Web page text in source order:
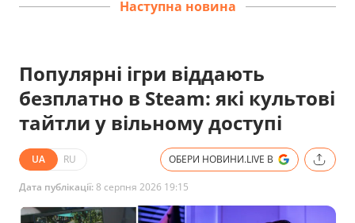
Наступна новина
Популярні ігри віддають
безплатно в Steam: які культові
тайтли у вільному доступі
UA RU ОБЕРИ НОВИНИ.LIVE В
Дата публікації:8 серпня 2026 19:15